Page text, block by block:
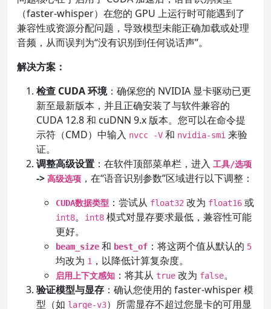
（faster-whisper）在您的 GPU 上运行时可能遇到了
兼容性或资源分配问题，导致模型未能正确加载或处理
音频，从而误判为“没有识别到任何说话声”。
解决方案：
检查 CUDA 环境：确保您的 NVIDIA 显卡驱动已更
新至最新版本，并且正确安装了与软件兼容的
CUDA 12.8 和 cuDNN 9.x 版本。您可以在命令提
示符（CMD）中输入 nvcc -V 和 nvidia-smi 来验
证。
调整高级设置 ：在软件顶部菜单栏，进入 工具/选项
-> 高级选项 ，在“语音识别参数”区域进行以下调整：
CUDA数据类型 ：尝试从 float32 改为 float16 或
int8。 int8 模式对显存要求最低，兼容性可能
更好。
beam_size 和 best_of ：将这两个值从默认的 5
均改为 1 ，以降低计算复杂度。
启用上下文感知 ：将其从 true 改为 false。
验证模型与显存 ：确认您使用的 faster-whisper 模
型（如 large-v3）所需显存不超过您显卡的可用显